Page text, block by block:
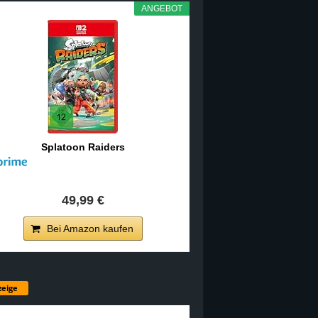
ANGEBOT
Splatoon Raiders
49,99 €
Bei Amazon kaufen